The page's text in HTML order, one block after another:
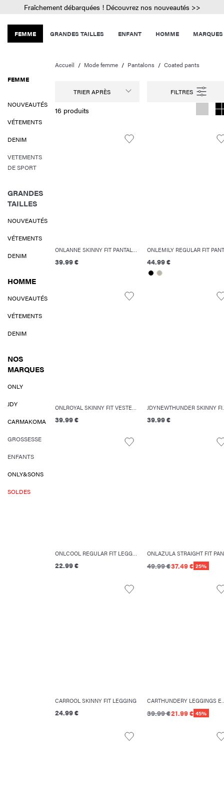
Fraîchement débarquées ! Découvrez nos nouveautés >>
FEMME GRANDES TAILLES ENFANT HOMME MARQUES
FEMME
NOUVEAUTÉS
VÉTEMENTS
DENIM
VETEMENTS
DE SPORT
GRANDES
TAILLES
NOUVEAUTÉS
VÉTEMENTS
DENIM
HOMME
NOUVEAUTÉS
VÉTEMENTS
DENIM
NOS
MARQUES
ONLY
JDY
CARMAKOMA
GROSSESSE
ENFANTS
ONLY&SONS
SOLDES
Accueil Mode femme Pantalons Coated pants
TRIER APRÈS
16 produits
ONLANNE SKINNY FIT PANTALON EN SIMILI-CUIR
39.99 € 44.99 €
ONLROYAL SKINNY FIT VESTE EN SIMILICUIR
39.99 € 39.99 €
ONLCOOL REGULAR FIT LEGGING
22.99 € 49.99 €37.49 € 25%
CARROOL SKINNY FIT LEGGING
24.99 € 39.99 €21.99 € 45%